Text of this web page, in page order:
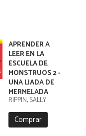
APRENDER A
LEER EN LA
ESCUELA DE
MONSTRUOS 2 -
UNA LIADA DE
MERMELADA
RIPPIN, SALLY
Comprar